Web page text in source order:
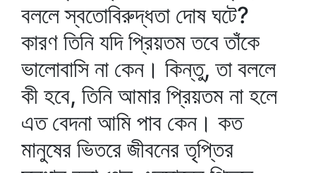
বললে স্বতোবিরুদ্ধতা দোষ ঘটে?
কারণ তিনি যদি প্রিয়তম তবে তাঁকে
ভালোবাসি না কেন। কিন্তু, তা বললে
কী হবে, তিনি আমার প্রিয়তম না হলে
এত বেদনা আমি পাব কেন। কত
মানুষের ভিতরে জীবনের তৃপ্তির